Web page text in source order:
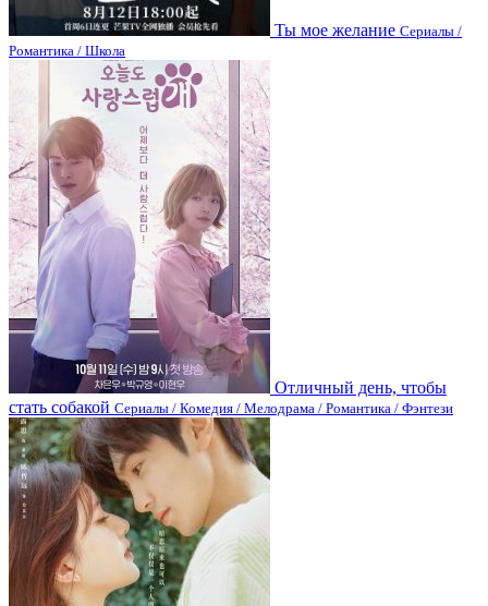
Ты мое желание Сериалы /
Романтика / Школа
Отличный день, чтобы
стать собакой Сериалы / Комедия / Мелодрама / Романтика / Фэнтези